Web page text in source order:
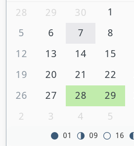
28 29 30 1
5
6 7 8
12
13 14 15
19
20 21 22
26
27 28 29
2
3 4 5
01 09 16